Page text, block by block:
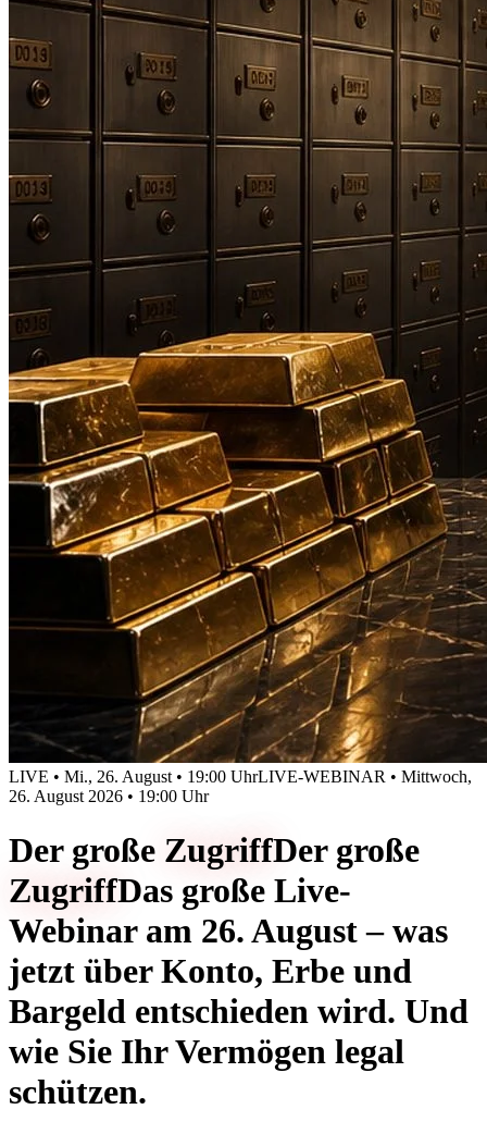
LIVE • Mi., 26. August • 19:00 UhrLIVE-WEBINAR • Mittwoch,
26. August 2026 • 19:00 Uhr
Der große ZugriffDer große
ZugriffDas große Live-
Webinar am 26. August – was
jetzt über Konto, Erbe und
Bargeld entschieden wird. Und
wie Sie Ihr Vermögen legal
schützen.